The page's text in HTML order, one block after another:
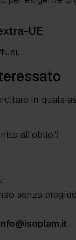
UE
in
all’oblio”)
senza